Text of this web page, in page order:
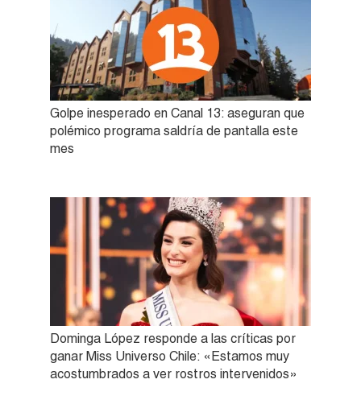
Golpe inesperado en Canal 13: aseguran que
polémico programa saldría de pantalla este
mes
Dominga López responde a las críticas por
ganar Miss Universo Chile: «Estamos muy
acostumbrados a ver rostros intervenidos»